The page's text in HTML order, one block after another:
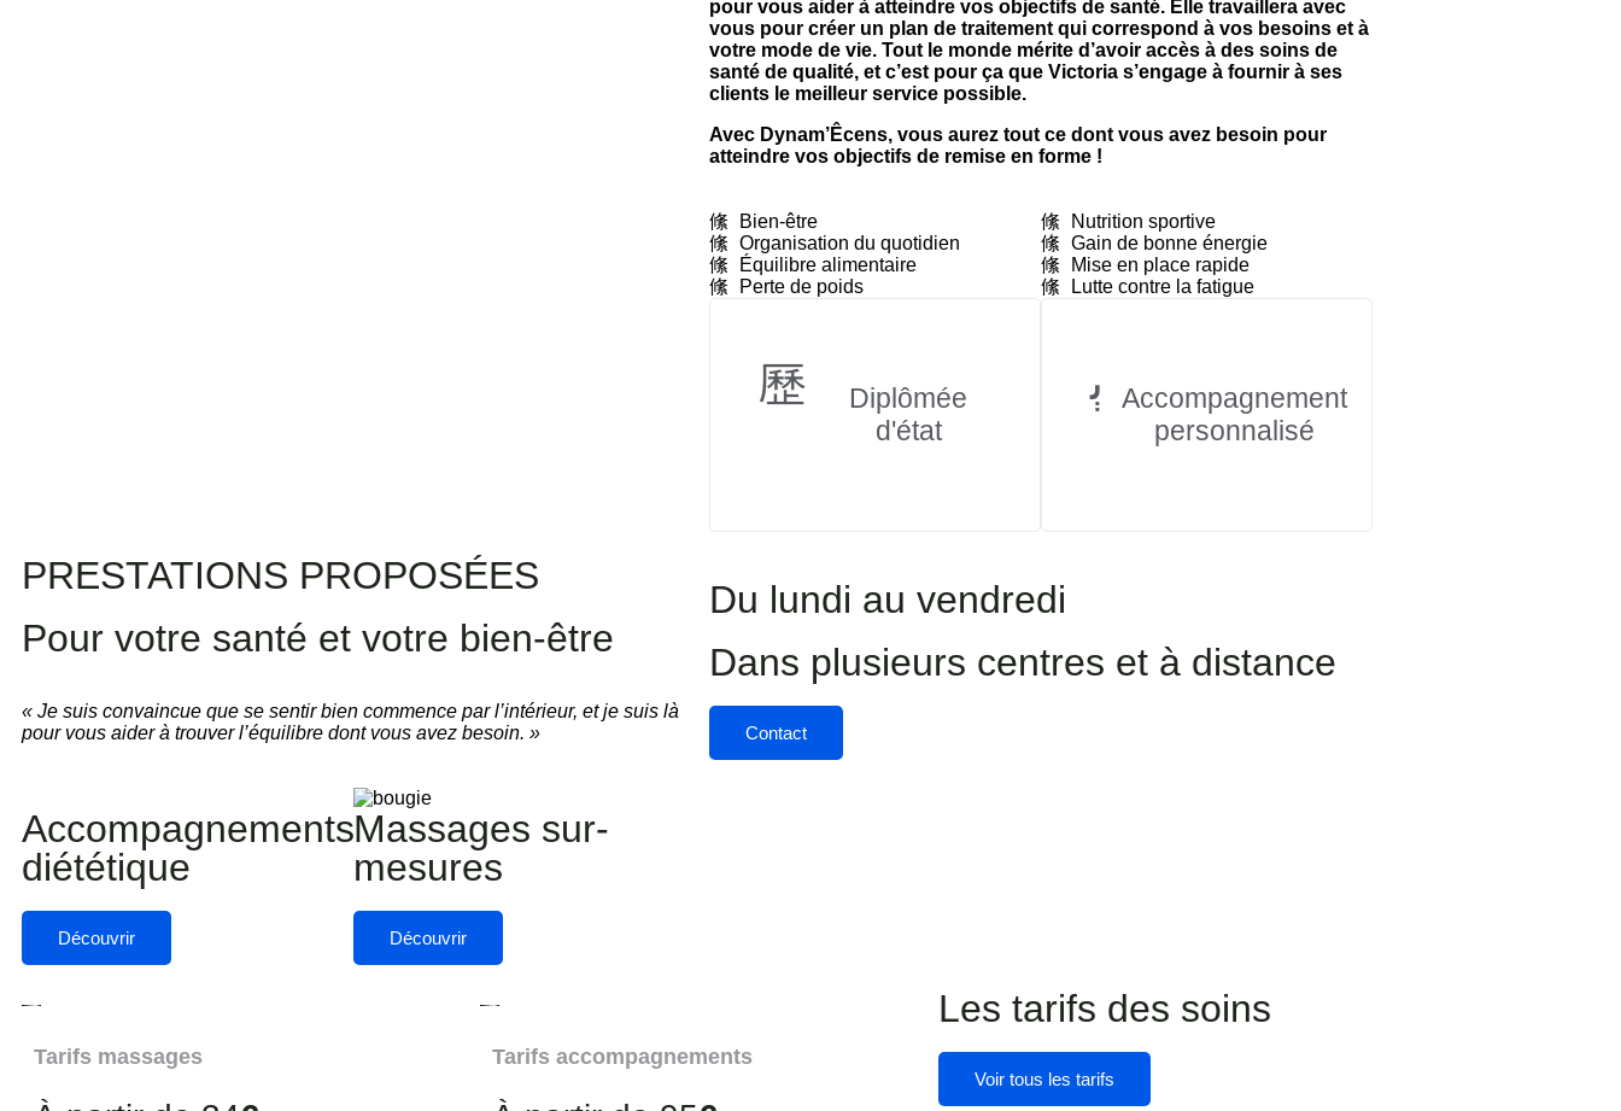
pour vous aider à atteindre vos objectifs de santé. Elle travaillera avec
vous pour créer un plan de traitement qui correspond à vos besoins et à
votre mode de vie. Tout le monde mérite d’avoir accès à des soins de
santé de qualité, et c’est pour ça que Victoria s’engage à fournir à ses
clients le meilleur service possible.
Avec Dynam’Êcens, vous aurez tout ce dont vous avez besoin pour
atteindre vos objectifs de remise en forme !
Bien-être
Organisation du quotidien
Équilibre alimentaire
Perte de poids
Nutrition sportive
Gain de bonne énergie
Mise en place rapide
Lutte contre la fatigue
Diplômée
d'état
Accompagnement
personnalisé
PRESTATIONS PROPOSÉES
Pour votre santé et votre bien-être
« Je suis convaincue que se sentir bien commence par l’intérieur, et je suis là
pour vous aider à trouver l’équilibre dont vous avez besoin. »
Accompagnements
diététique
Découvrir
Massages sur-
mesures
Découvrir
Du lundi au vendredi
Dans plusieurs centres et à distance
Contact
Tarifs massages Tarifs accompagnements
Les tarifs des soins
Voir tous les tarifs